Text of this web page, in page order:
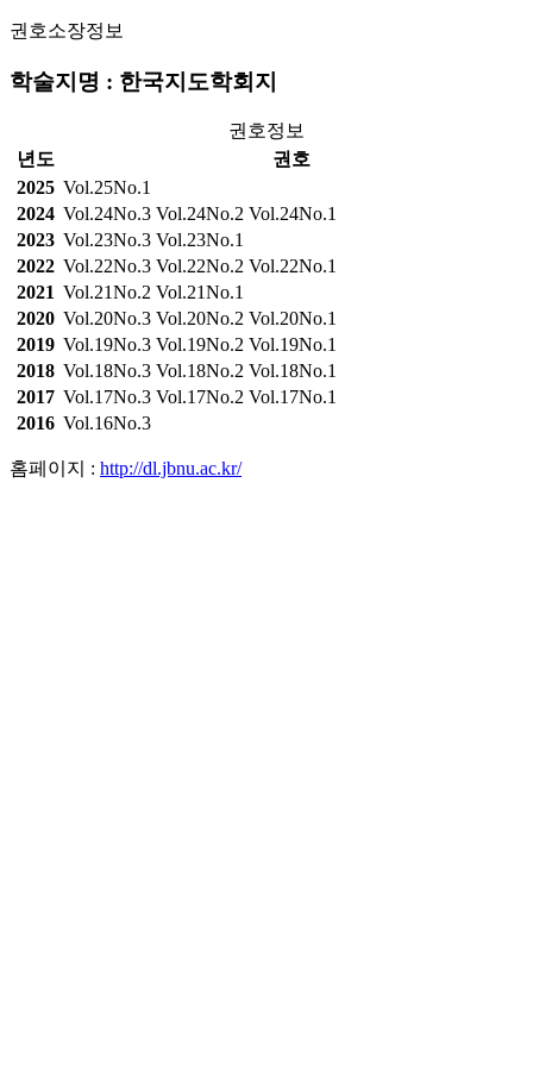
권호소장정보
학술지명 : 한국지도학회지
권호정보
년도
권호
2025 Vol.25No.1
2024 Vol.24No.3 Vol.24No.2 Vol.24No.1
2023 Vol.23No.3 Vol.23No.1
2022 Vol.22No.3 Vol.22No.2 Vol.22No.1
2021 Vol.21No.2 Vol.21No.1
2020 Vol.20No.3 Vol.20No.2 Vol.20No.1
2019 Vol.19No.3 Vol.19No.2 Vol.19No.1
2018 Vol.18No.3 Vol.18No.2 Vol.18No.1
2017 Vol.17No.3 Vol.17No.2 Vol.17No.1
2016 Vol.16No.3
홈페이지 : http://dl.jbnu.ac.kr/